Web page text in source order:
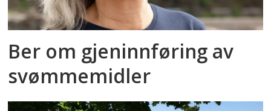
Ber om gjeninnføring av
svømmemidler